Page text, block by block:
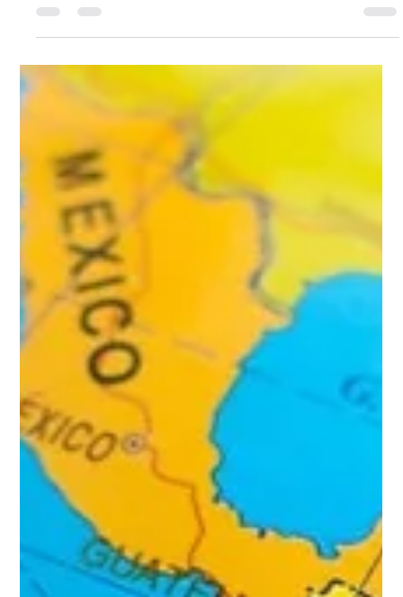
Oportunidades Educativas con
AcadeME
Si estás aquí, probablemente es porque ya estás
jugando con la idea de enviar a tus hijas o hijos a
estudiar en el extranjero y buscas...